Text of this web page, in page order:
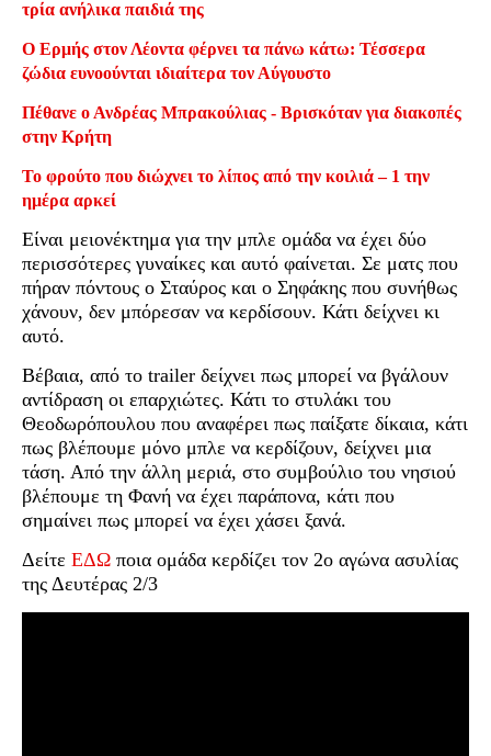
τρία ανήλικα παιδιά της
Ο Ερμής στον Λέοντα φέρνει τα πάνω κάτω: Τέσσερα
ζώδια ευνοούνται ιδιαίτερα τον Αύγουστο
Πέθανε ο Ανδρέας Μπρακούλιας - Βρισκόταν για διακοπές
στην Κρήτη
Το φρούτο που διώχνει το λίπος από την κοιλιά – 1 την
ημέρα αρκεί
Είναι μειονέκτημα για την μπλε ομάδα να έχει δύο
περισσότερες γυναίκες και αυτό φαίνεται. Σε ματς που
πήραν πόντους ο Σταύρος και ο Σηφάκης που συνήθως
χάνουν, δεν μπόρεσαν να κερδίσουν. Κάτι δείχνει κι
αυτό.
Βέβαια, από το trailer δείχνει πως μπορεί να βγάλουν
αντίδραση οι επαρχιώτες. Κάτι το στυλάκι του
Θεοδωρόπουλου που αναφέρει πως παίξατε δίκαια, κάτι
πως βλέπουμε μόνο μπλε να κερδίζουν, δείχνει μια
τάση. Από την άλλη μεριά, στο συμβούλιο του νησιού
βλέπουμε τη Φανή να έχει παράπονα, κάτι που
σημαίνει πως μπορεί να έχει χάσει ξανά.
Δείτε ΕΔΩ ποια ομάδα κερδίζει τον 2ο αγώνα ασυλίας
της Δευτέρας 2/3